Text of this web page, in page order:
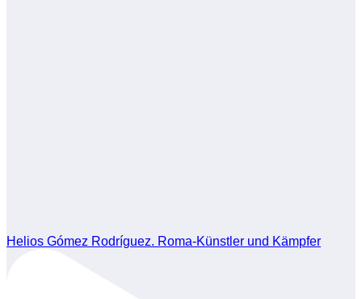
Helios Gómez Rodríguez. Roma-Künstler und Kämpfer